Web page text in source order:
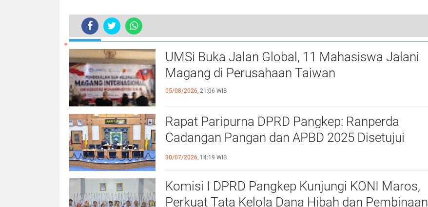
Tim Penyidik Kejari Soppeng Geledah Kantor UPT Wilayah V Dinas Bina Marga dan Bina Konstruksi Sulawesi Selatan
TERKINI
UMSi Buka Jalan Global, 11 Mahasiswa Jalani
Magang di Perusahaan Taiwan
05/08/2026, 21:06 WIB
Rapat Paripurna DPRD Pangkep: Ranperda
Cadangan Pangan dan APBD 2025 Disetujui
dengan Sejumlah Catatan
30/07/2026, 14:19 WIB
Komisi I DPRD Pangkep Kunjungi KONI Maros,
Perkuat Tata Kelola Dana Hibah dan Pembinaan